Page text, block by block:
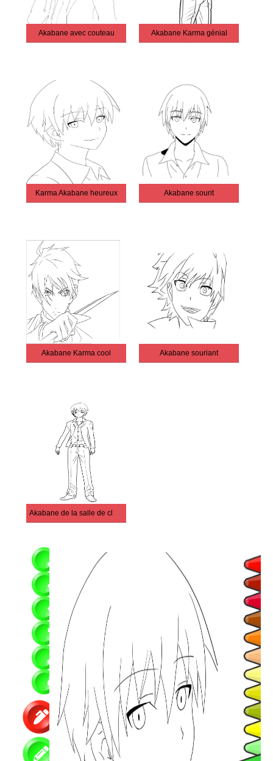
Akabane avec couteau Akabane Karma génial
Karma Akabane heureux Akabane sourit
Akabane Karma cool Akabane souriant
Akabane de la salle de classe des assassinats